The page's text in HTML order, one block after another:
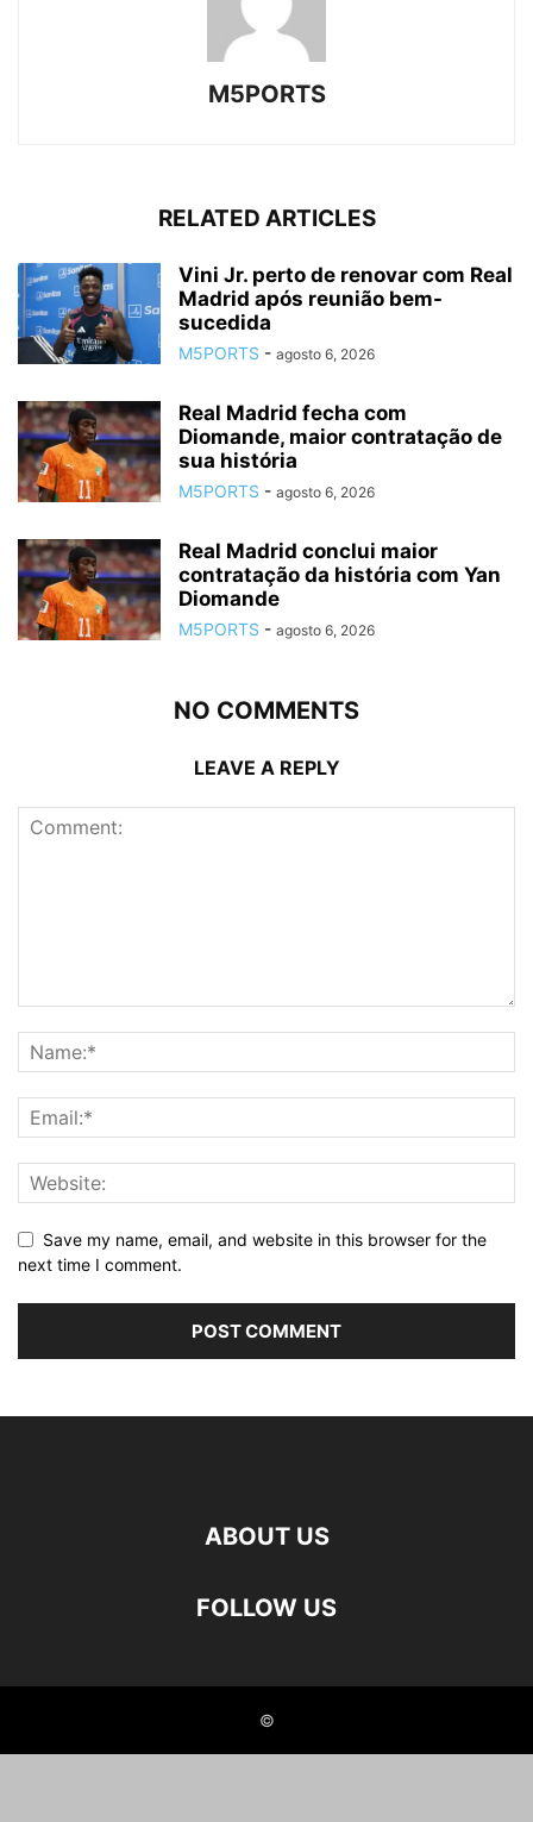
M5PORTS
RELATED ARTICLES
Vini Jr. perto de renovar com Real
Madrid após reunião bem-
sucedida
M5PORTS - agosto 6, 2026
Real Madrid fecha com
Diomande, maior contratação de
sua história
M5PORTS - agosto 6, 2026
Real Madrid conclui maior
contratação da história com Yan
Diomande
M5PORTS - agosto 6, 2026
NO COMMENTS
LEAVE A REPLY
Save my name, email, and website in this browser for the
next time I comment.
ABOUT US
FOLLOW US
©